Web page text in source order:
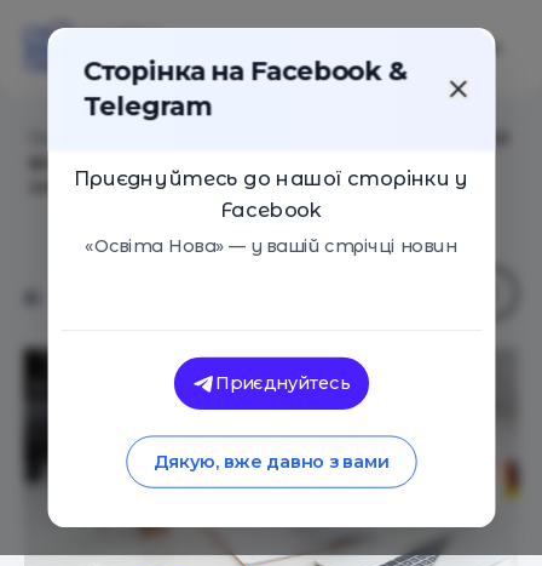
зняти стрес у підлітка
Сторінка на Facebook &
Telegram
Приєднуйтесь до нашої сторінки у
Facebook
«Освіта Нова» — у вашій стрічці новин
Приєднуйтесь
Дякую, вже давно з вами